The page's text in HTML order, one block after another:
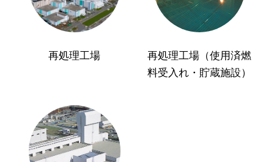
再処理工場
再処理工場（使用済燃
料受入れ・貯蔵施設）